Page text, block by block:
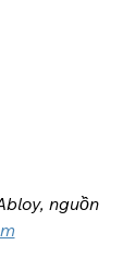
nguồn